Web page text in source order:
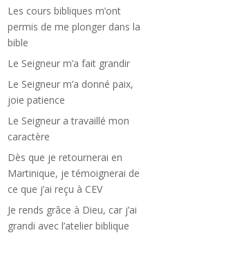
Les cours bibliques m’ont
permis de me plonger dans la
bible
Le Seigneur m’a fait grandir
Le Seigneur m’a donné paix,
joie patience
Le Seigneur a travaillé mon
caractère
Dès que je retournerai en
Martinique, je témoignerai de
ce que j’ai reçu à CEV
Je rends grâce à Dieu, car j’ai
grandi avec l’atelier biblique